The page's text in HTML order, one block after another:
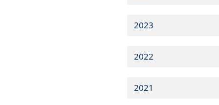
2023
2022
2021